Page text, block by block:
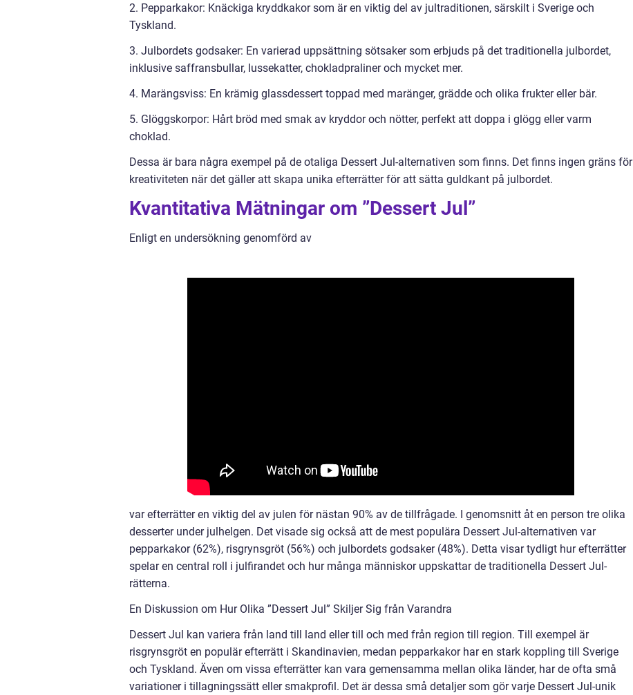
2. Pepparkakor: Knäckiga kryddkakor som är en viktig del av jultraditionen, särskilt i Sverige och
Tyskland.
3. Julbordets godsaker: En varierad uppsättning sötsaker som erbjuds på det traditionella julbordet,
inklusive saffransbullar, lussekatter, chokladpraliner och mycket mer.
4. Marängsviss: En krämig glassdessert toppad med maränger, grädde och olika frukter eller bär.
5. Glöggskorpor: Hårt bröd med smak av kryddor och nötter, perfekt att doppa i glögg eller varm
choklad.
Dessa är bara några exempel på de otaliga Dessert Jul-alternativen som finns. Det finns ingen gräns för
kreativiteten när det gäller att skapa unika efterrätter för att sätta guldkant på julbordet.
Kvantitativa Mätningar om ”Dessert Jul”
Enligt en undersökning genomförd av
var efterrätter en viktig del av julen för nästan 90% av de tillfrågade. I genomsnitt åt en person tre olika
desserter under julhelgen. Det visade sig också att de mest populära Dessert Jul-alternativen var
pepparkakor (62%), risgrynsgröt (56%) och julbordets godsaker (48%). Detta visar tydligt hur efterrätter
spelar en central roll i julfirandet och hur många människor uppskattar de traditionella Dessert Jul-
rätterna.
En Diskussion om Hur Olika ”Dessert Jul” Skiljer Sig från Varandra
Dessert Jul kan variera från land till land eller till och med från region till region. Till exempel är
risgrynsgröt en populär efterrätt i Skandinavien, medan pepparkakor har en stark koppling till Sverige
och Tyskland. Även om vissa efterrätter kan vara gemensamma mellan olika länder, har de ofta små
variationer i tillagningssätt eller smakprofil. Det är dessa små detaljer som gör varje Dessert Jul-unik